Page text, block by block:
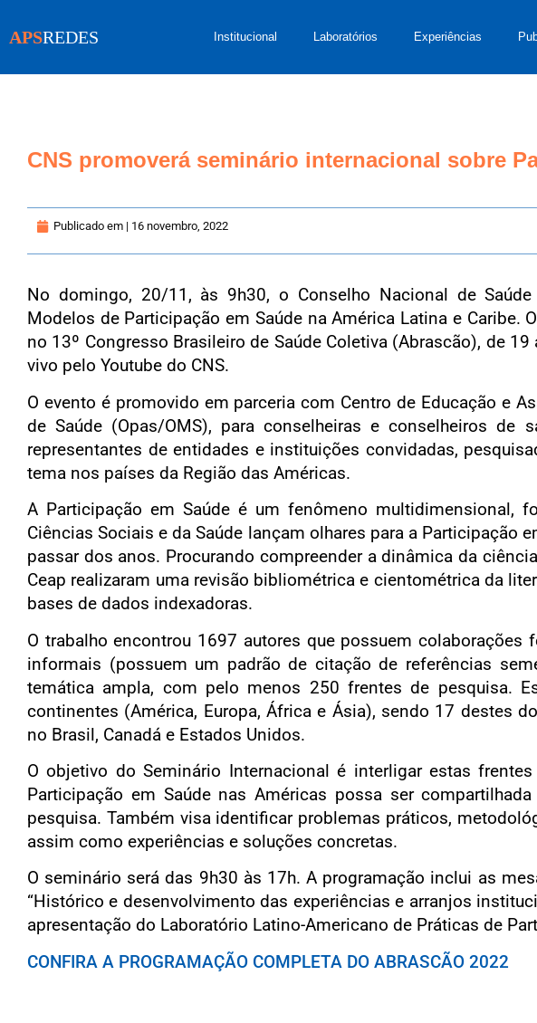
APSREDES Institucional Laboratórios Experiências
CNS promoverá seminário internacional sobre
Publicado em | 16 novembro, 2022
No domingo, 20/11, às 9h30, o Conselho Nacional de
Modelos de Participação em Saúde na América Latina e Caribe.
no 13º Congresso Brasileiro de Saúde Coletiva (Abrascão), de
vivo pelo Youtube do CNS.
O evento é promovido em parceria com Centro de Educação e
de Saúde (Opas/OMS), para conselheiras e conselheiros
representantes de entidades e instituições convidadas,
tema nos países da Região das Américas.
A Participação em Saúde é um fenômeno multidimensional,
Ciências Sociais e da Saúde lançam olhares para a Participação
passar dos anos. Procurando compreender a dinâmica da
Ceap realizaram uma revisão bibliométrica e cientométrica da
bases de dados indexadoras.
O trabalho encontrou 1697 autores que possuem
informais (possuem um padrão de citação de referências
temática ampla, com pelo menos 250 frentes de pesquisa.
continentes (América, Europa, África e Ásia), sendo 17 destes
no Brasil, Canadá e Estados Unidos.
O objetivo do Seminário Internacional é interligar estas
Participação em Saúde nas Américas possa ser
pesquisa. Também visa identificar problemas práticos,
assim como experiências e soluções concretas.
O seminário será das 9h30 às 17h. A programação inclui as
“Histórico e desenvolvimento das experiências e arranjos
apresentação do Laboratório Latino-Americano de Práticas de
CONFIRA A PROGRAMAÇÃO COMPLETA DO ABRASCÃO 2022